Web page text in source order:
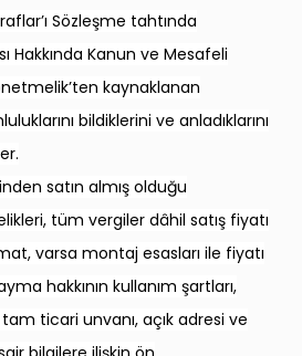
Sözleşme tahtında
Hakkında Kanun ve Mesafeli
kaynaklanan
bildiklerini ve anladıklarını
satın almış olduğu
tüm vergiler dâhil satış fiyatı
varsa montaj esasları ile fiyatı
hakkının kullanım şartları,
tam ticari unvanı, açık adresi ve